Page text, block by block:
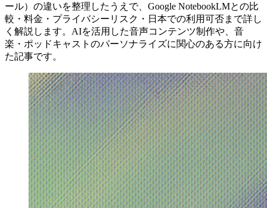
ール）の違いを整理したうえで、Google NotebookLMとの比
較・料金・プライバシーリスク・日本での利用可否まで詳し
く解説します。AIを活用した音声コンテンツ制作や、音
楽・ポッドキャストのパーソナライズに関心のある方に向け
た記事です。